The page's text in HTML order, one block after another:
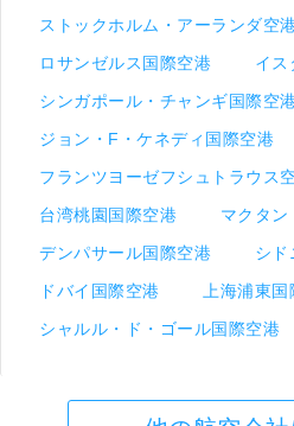
ストックホルム・アーランダ空
ロサンゼルス国際空港
イス
シンガポール・チャンギ国際空
ジョン・F・ケネディ国際空港
フランツヨーゼフシュトラウス
台湾桃園国際空港
マクタ
デンパサール国際空港
シド
ドバイ国際空港
上海浦東
シャルル・ド・ゴール国際空港